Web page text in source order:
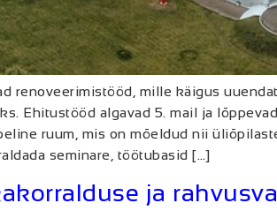
renoveerimistööd, mille käigus
Ehitustööd algavad 5. mail ja
ruum, mis on mõeldud nii
seminare, töötubasid […]
ja